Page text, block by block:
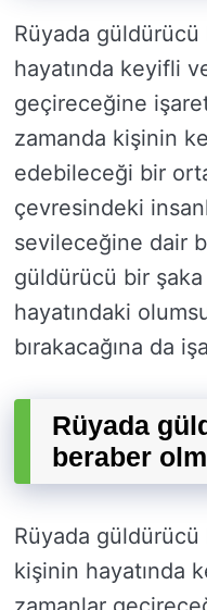
Rüyada
hayatında keyifli
geçireceğine
zamanda kişinin
edebileceği bir
çevresindeki
sevileceğine dair
güldürücü bir
hayatındaki
bırakacağına da
Rüyada
beraber
Rüyada
kişinin hayatında